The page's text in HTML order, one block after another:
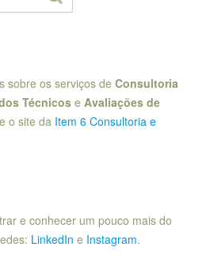
sobre os serviços de Consultoria
Técnicos e Avaliações de
o site da Item 6 Consultoria e
e conhecer um pouco mais do
LinkedIn e Instagram.